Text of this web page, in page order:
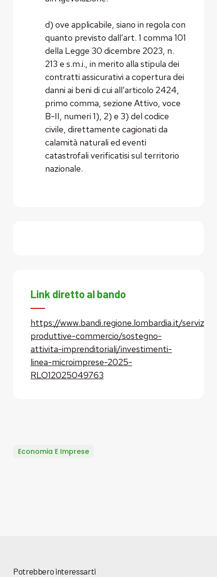
d) ove applicabile, siano in regola con
quanto previsto dall’art. 1 comma 101
della Legge 30 dicembre 2023, n.
213 e s.m.i., in merito alla stipula dei
contratti assicurativi a copertura dei
danni ai beni di cui all’articolo 2424,
primo comma, sezione Attivo, voce
B-II, numeri 1), 2) e 3) del codice
civile, direttamente cagionati da
calamità naturali ed eventi
catastrofali verificatisi sul territorio
nazionale.
Link diretto al bando
https://www.bandi.regione.lombardia.it/
produttive-commercio/sostegno-
attivita-imprenditoriali/investimenti-
linea-microimprese-2025-
RLO12025049763
Economia E Imprese
Potrebbero interessarti